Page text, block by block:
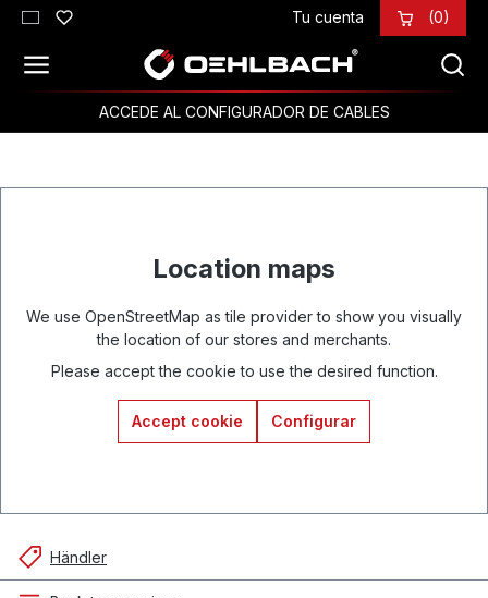
Saltar al contenido principal Tu cuenta (0)
ACCEDE AL CONFIGURADOR DE CABLES
Location maps
We use OpenStreetMap as tile provider to show you visually
the location of our stores and merchants.
Please accept the cookie to use the desired function.
Accept cookie Configurar
Händler